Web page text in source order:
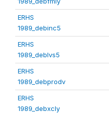
ERHS
1989_debinc5
ERHS
1989_deblvs5
ERHS
1989_debprodv
ERHS
1989_debxcly